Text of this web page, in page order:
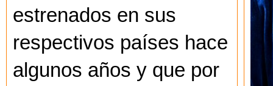
estrenados en sus
respectivos países hace
algunos años y que por